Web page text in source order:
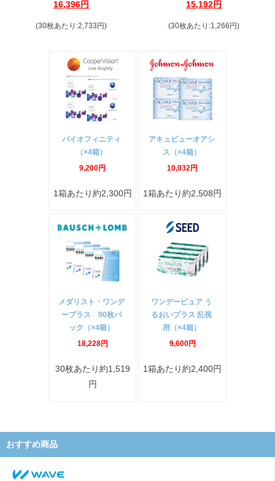
16,396円
(30枚あたり:2,733円)
15,192円
(30枚あたり:1,266円)
バイオフィニティ
（×4箱）
9,200円
1箱あたり約2,300円
アキュビューオアシ
ス（×4箱）
10,032円
1箱あたり約2,508円
メダリスト・ワンデ
ープラス 90枚パ
ック（×4箱）
18,228円
30枚あたり約1,519
円
ワンデーピュア う
るおいプラス 乱視
用（×4箱）
9,600円
1箱あたり約2,400円
おすすめ商品